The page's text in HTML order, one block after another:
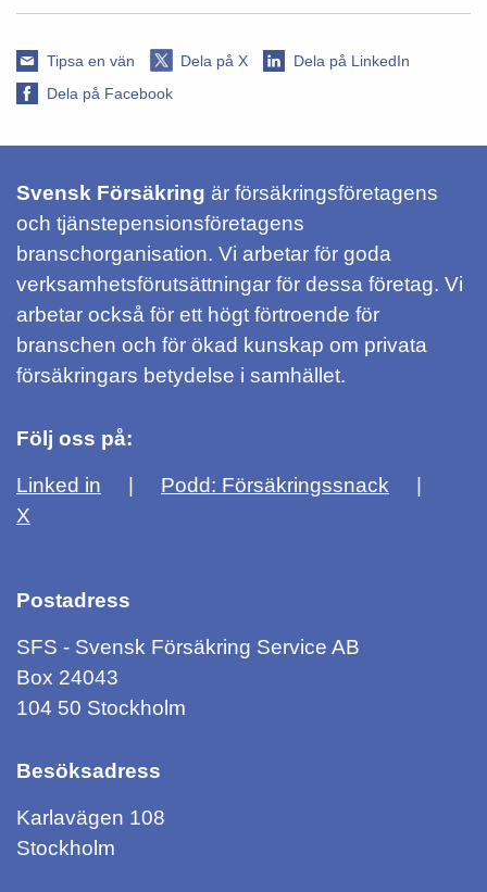
Tipsa en vän Dela på X
Dela på LinkedIn
Dela på Facebook
Svensk Försäkring är försäkringsföretagens
och tjänstepensionsföretagens
branschorganisation. Vi arbetar för goda
verksamhetsförutsättningar för dessa företag. Vi
arbetar också för ett högt förtroende för
branschen och för ökad kunskap om privata
försäkringars betydelse i samhället.
Följ oss på:
Linked in
Podd: Försäkringssnack
X
Postadress
SFS - Svensk Försäkring Service AB
Box 24043
104 50 Stockholm
Besöksadress
Karlavägen 108
Stockholm